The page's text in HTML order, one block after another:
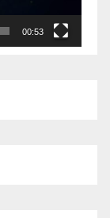
00:53